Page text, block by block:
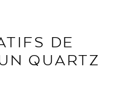
DE
QUARTZ